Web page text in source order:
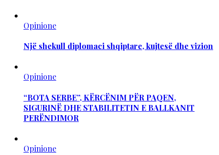
Opinione
Një shekull diplomaci shqiptare, kujtesë dhe vizion
Opinione
“BOTA SERBE”, KËRCËNIM PËR PAQEN,
SIGURINË DHE STABILITETIN E BALLKANIT
PERËNDIMOR
Opinione